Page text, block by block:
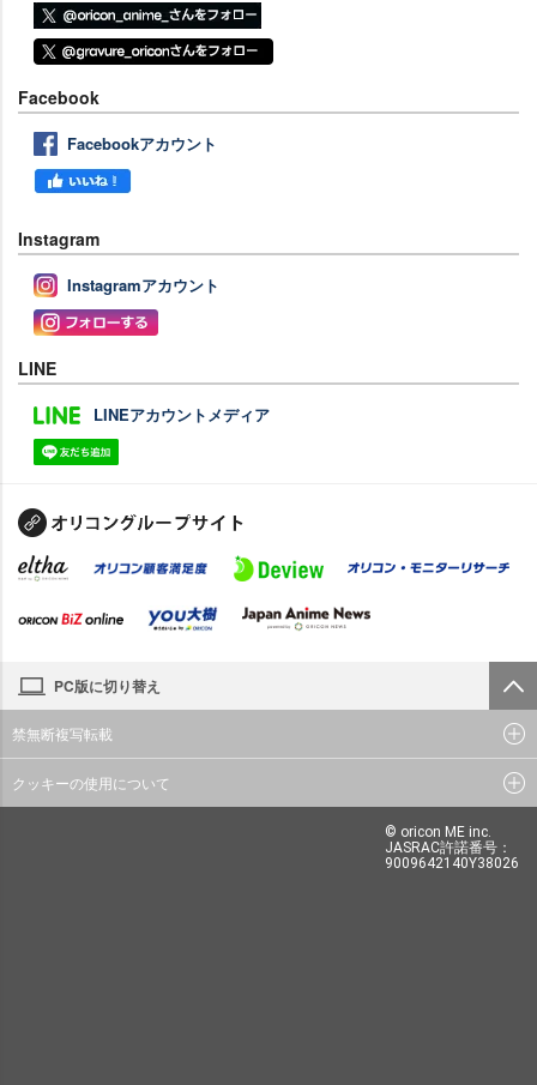
Facebook
Facebookアカウント
Instagram
Instagramアカウント
LINE
LINEアカウントメディア
PC版に切り替え
禁無断複写転載
クッキーの使用について
© oricon ME inc.
JASRAC許諾番号：
9009642140Y38026